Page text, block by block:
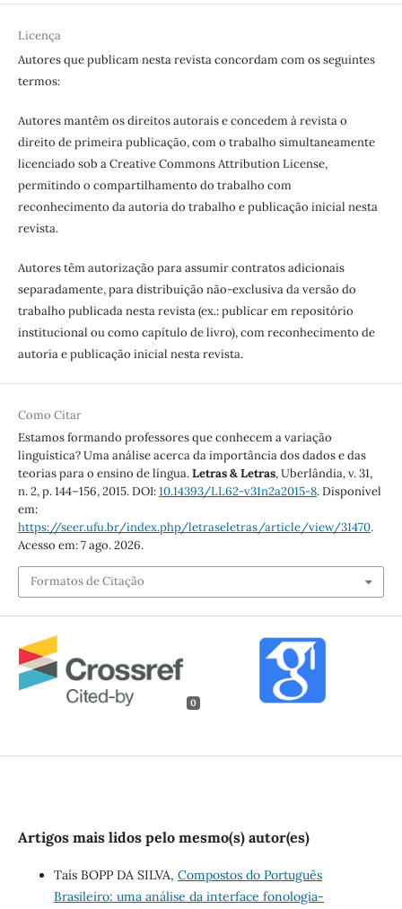
Licença
Autores que publicam nesta revista concordam com os seguintes
termos:
Autores mantêm os direitos autorais e concedem à revista o
direito de primeira publicação, com o trabalho simultaneamente
licenciado sob a Creative Commons Attribution License,
permitindo o compartilhamento do trabalho com
reconhecimento da autoria do trabalho e publicação inicial nesta
revista.
Autores têm autorização para assumir contratos adicionais
separadamente, para distribuição não-exclusiva da versão do
trabalho publicada nesta revista (ex.: publicar em repositório
institucional ou como capítulo de livro), com reconhecimento de
autoria e publicação inicial nesta revista.
Como Citar
Estamos formando professores que conhecem a variação
linguística? Uma análise acerca da importância dos dados e das
teorias para o ensino de língua.Letras & Letras, Uberlândia, v. 31,
n. 2, p. 144–156, 2015. DOI:10.14393/LL62-v31n2a2015-8. Disponível
em:
https://seer.ufu.br/index.php/letraseletras/article/view/31470.
Acesso em: 7 ago. 2026.
Formatos de Citação
0
Artigos mais lidos pelo mesmo(s) autor(es)
Taís BOPP DA SILVA, Compostos do Português
Brasileiro: uma análise da interface fonologia-